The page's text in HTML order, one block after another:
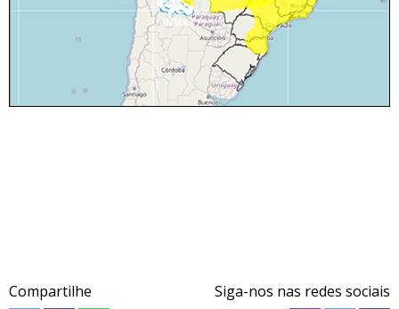
Compartilhe Siga-nos nas redes sociais